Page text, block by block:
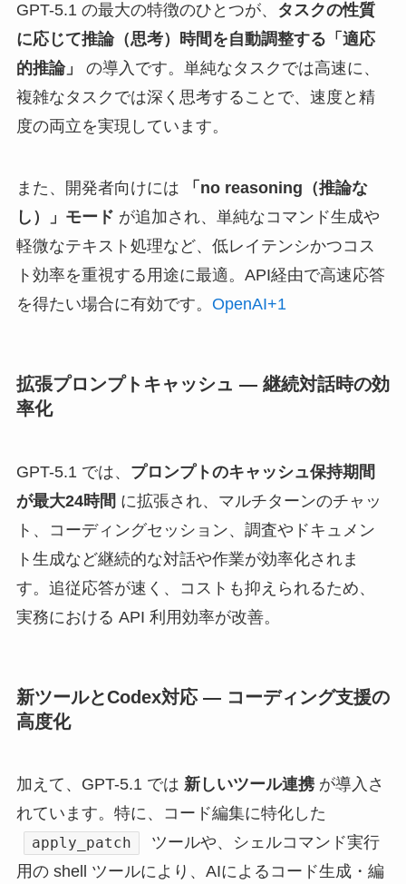
GPT-5.1 の最大の特徴のひとつが、
タスクの性質
に応じて推論（思考）時間を自動調整する「適応
的推論」
の導入です。単純なタスクでは高速に、
複雑なタスクでは深く思考することで、速度と精
度の両立を実現しています。
また、開発者向けには
「no reasoning（推論な
し）」モード が追加され、単純なコマンド生成や
軽微なテキスト処理など、低レイテンシかつコス
ト効率を重視する用途に最適。API経由で高速応答
を得たい場合に有効です。 OpenAI+1
拡張プロンプトキャッシュ — 継続対話時の効
率化
GPT-5.1 では、 プロンプトのキャッシュ保持期間
が最大24時間 に拡張され、マルチターンのチャッ
ト、コーディングセッション、調査やドキュメン
ト生成など継続的な対話や作業が効率化されま
す。追従応答が速く、コストも抑えられるため、
実務における API 利用効率が改善。
新ツールとCodex対応 — コーディング支援の
高度化
加えて、GPT-5.1 では 新しいツール連携が導入さ
れています。特に、コード編集に特化した
apply_patch
ツールや、シェルコマンド実行
用の shell ツールにより、AIによるコード生成・編